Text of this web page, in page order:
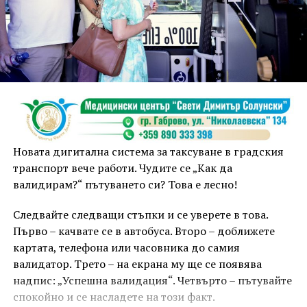
Предстои изработването на обща стратегия,
културна програма и поредица от съвместни
инициативи, които да обединят потенциала на
двата града. Подписаният меморандум поставя
основите на бъдещото сътрудничество между
институциите, културните организации и местните
общности в региона.
През идните месеци към подготовката на
кандидатурата ще бъдат привлечени
представители на културния сектор, образованието,
Неотложните следствени действия са извършени от
екип на ОД на МВР – Габрово съвместно с
автоексперт, като на място са изготвени и снимки.
назначена съдебномедицинска експертиза.
Предстои назначаването на автотехническа
експертиза относно причините и механизма на
възникналото пътнотранспортно произшествие.
На полицейските органи са възложени оперативно –
установяване на предходно преминали по трасето
на инкриминираната дата моторни превозни
средства, с евентуално последвало
компрометиране на пътната настилка.
Във връзка с изясняване на този въпрос предстои
Новата дигитална система за таксуване в градския
транспорт вече работи. Чудите се „Как да
валидирам?“ пътуването си? Това е лесно!
Следвайте следващи стъпки и се уверете в това.
Първо – качвате се в автобуса. Второ – доближете
картата, телефона или часовника до самия
валидатор. Трето – на екрана му ще се появява
надпис: „Успешна валидация“. Четвърто – пътувайте
спокойно и се насладете на този факт.